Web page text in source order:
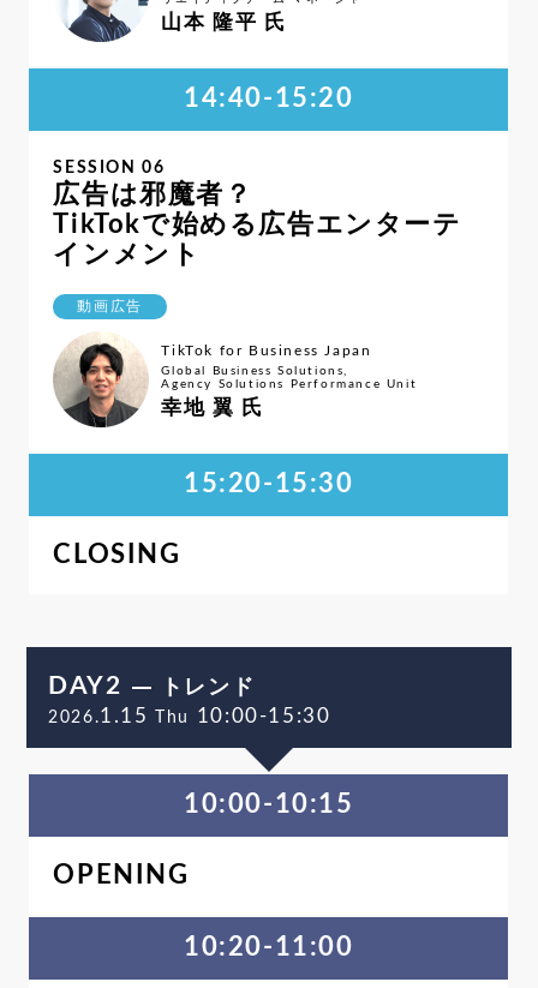
山本 隆平 氏
14:40-15:20
SESSION 06
広告は邪魔者？
TikTokで始める広告エンターテ
インメント
動画広告
TikTok for Business Japan
Global Business Solutions,
Agency Solutions Performance Unit
幸地 翼 氏
15:20-15:30
CLOSING
DAY2 トレンド
2026.1.15 Thu 10:00-15:30
10:00-10:15
OPENING
10:20-11:00